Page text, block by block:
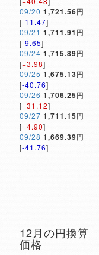
09/20 1,721.56円
[-11.47]
09/21 1,711.91 円
[-9.65]
09/24 1,715.89円
[+3.98]
09/25 1,675.13円
[-40.76]
09/26 1,706.25円
[+31.12]
09/27 1,711.15円
[+4.90]
09/28 1,669.39円
[-41.76]
12月の円換算
価格